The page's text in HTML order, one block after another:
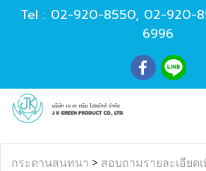
Tel : 02-920-8550, 02-920-
6996
กระดานสนทนา > สอบถามรายละเอียด